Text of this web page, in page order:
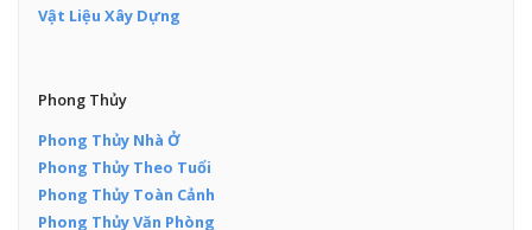
Vật Liệu Xây Dựng
Phong Thủy
Phong Thủy Nhà Ở
Phong Thủy Theo Tuổi
Phong Thủy Toàn Cảnh
Phong Thủy Văn Phòng